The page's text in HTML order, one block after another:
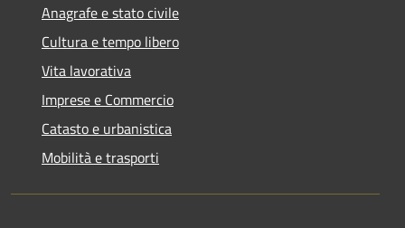
Anagrafe e stato civile
Cultura e tempo libero
Vita lavorativa
Imprese e Commercio
Catasto e urbanistica
Mobilità e trasporti